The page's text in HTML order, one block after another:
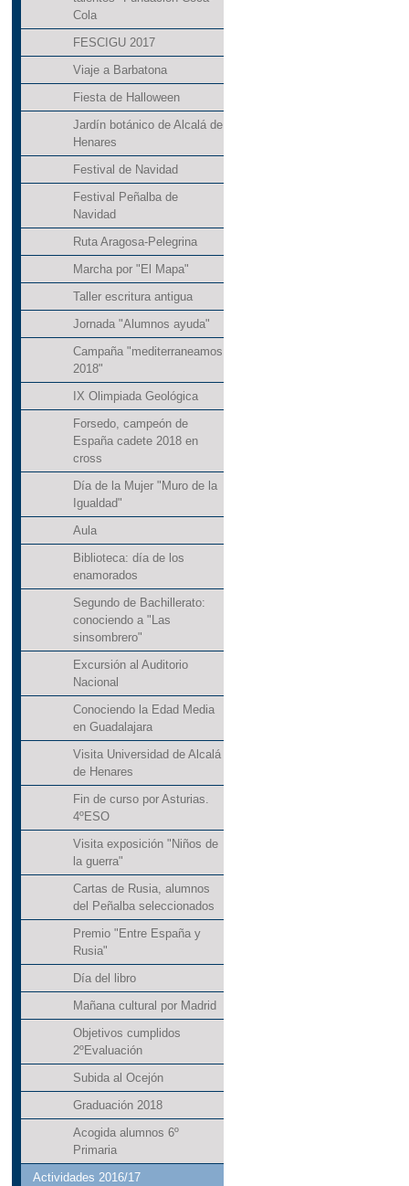
Cola
FESCIGU 2017
Viaje a Barbatona
Fiesta de Halloween
Jardín botánico de Alcalá de
Henares
Festival de Navidad
Festival Peñalba de
Navidad
Ruta Aragosa-Pelegrina
Marcha por "El Mapa"
Taller escritura antigua
Jornada "Alumnos ayuda"
Campaña "mediterraneamos
2018"
IX Olimpiada Geológica
Forsedo, campeón de
España cadete 2018 en
cross
Día de la Mujer "Muro de la
Igualdad"
Aula
Biblioteca: día de los
enamorados
Segundo de Bachillerato:
conociendo a "Las
sinsombrero"
Excursión al Auditorio
Nacional
Conociendo la Edad Media
en Guadalajara
Visita Universidad de Alcalá
de Henares
Fin de curso por Asturias.
4ºESO
Visita exposición "Niños de
la guerra"
Cartas de Rusia, alumnos
del Peñalba seleccionados
Premio "Entre España y
Rusia"
Día del libro
Mañana cultural por Madrid
Objetivos cumplidos
2ºEvaluación
Subida al Ocejón
Graduación 2018
Acogida alumnos 6º
Primaria
Actividades 2016/17